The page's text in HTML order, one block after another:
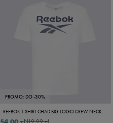
PROMO: DO -30%
REEBOK T-SHIRT CHAD BIG LOGO CREW NECK SS TEE